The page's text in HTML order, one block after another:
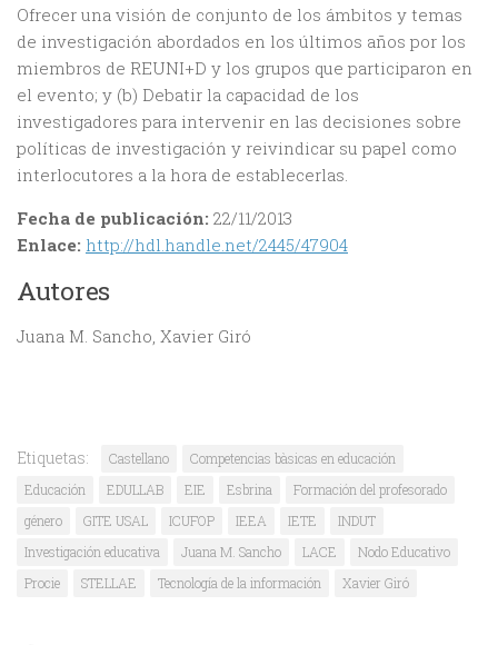
Ofrecer una visión de conjunto de los ámbitos y temas
de investigación abordados en los últimos años por los
miembros de REUNI+D y los grupos que participaron en
el evento; y (b) Debatir la capacidad de los
investigadores para intervenir en las decisiones sobre
políticas de investigación y reivindicar su papel como
interlocutores a la hora de establecerlas.
Fecha de publicación: 22/11/2013
Enlace: http://hdl.handle.net/2445/47904
Autores
Juana M. Sancho, Xavier Giró
Etiquetas: Castellano
Competencias bàsicas en educación
Educación
EDULLAB EIE Esbrina
Formación del profesorado
género
GITE USAL ICUFOP IEEA IETE
INDUT
Investigación educativa
Juana M. Sancho LACE
Nodo Educativo
Procie
STELLAE Tecnología de la información Xavier Giró